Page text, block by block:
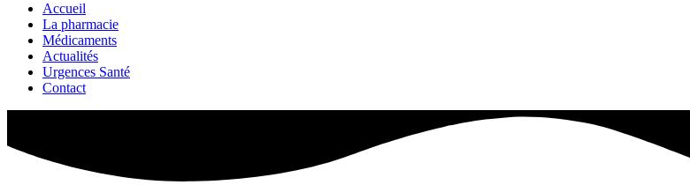
Accueil
La pharmacie
Médicaments
Actualités
Urgences Santé
Contact